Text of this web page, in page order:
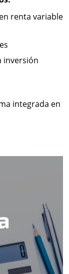
renta variable
inversión
integrada en